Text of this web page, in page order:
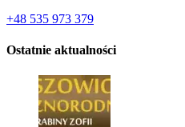
+48 535 973 379
Ostatnie aktualności